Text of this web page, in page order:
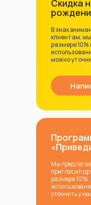
Мы
пригласил
размере
уточнить у
Скидка
В знак
клиентам,
размере
можно